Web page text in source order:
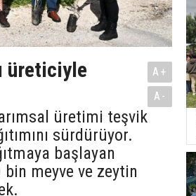
üreticiyle
üretimi teşvik
sürdürüyor.
başlayan
meyve ve zeytin
A+
A-